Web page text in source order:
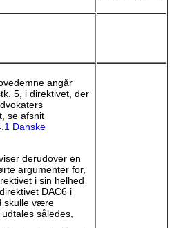
angår
5, i direktivet, der
se afsnit
Danske
derudover en
argumenter for,
i sin helhed
DAC6 i
skulle være
således,